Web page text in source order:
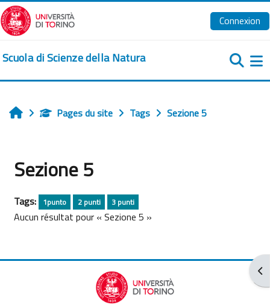
Passer au contenu principal
Connexion
Scuola di Scienze della Natura
AccueilPages du site Tags Sezione 5
Sezione 5
Tags: 1punto 2 punti 3 punti
Aucun résultat pour « Sezione 5 »